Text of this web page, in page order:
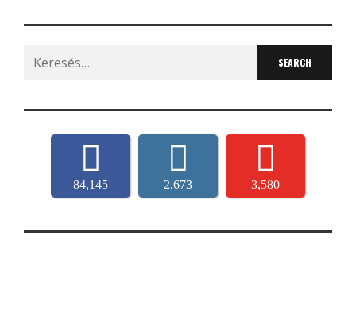
Search
for:
84,145 2,673 3,580